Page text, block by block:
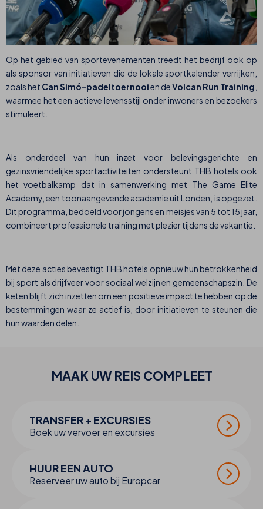
Op het gebied van sportevenementen treedt het bedrijf ook op
als sponsor van initiatieven die de lokale sportkalender verrijken,
zoals het Can Simó-padeltoernooien deVolcan Run Training
waarmee het een actieve levensstijl onder inwoners en bezoekers
stimuleert.
Als onderdeel van hun inzet voor belevingsgerichte en
gezinsvriendelijke sportactiviteiten ondersteunt THB hotels ook
het voetbalkamp dat in samenwerking met The Game Elite
Academy, een toonaangevende academie uit Londen, is opgezet.
Dit programma, bedoeld voor jongens en meisjes van 5 tot 15 jaar,
combineert professionele training met plezier tijdens de vakantie.
Met deze acties bevestigt THB hotels opnieuw hun betrokkenheid
bij sport als drijfveer voor sociaal welzijn en gemeenschapszin. De
keten blijft zich inzetten om een positieve impact te hebben op de
bestemmingen waar ze actief is, door initiatieven te steunen die
hun waarden delen.
MAAK UW REIS COMPLEET
TRANSFER + EXCURSIES
Boek uw vervoer en excursies
HUUR EEN AUTO
Reserveer uw auto bij Europcar